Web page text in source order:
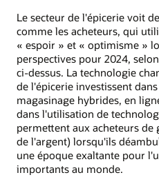
Le secteur de l'épicerie voit
comme les acheteurs, qui
« espoir » et « optimisme »
perspectives pour 2024,
ci-dessus. La technologie
de l'épicerie investissent
magasinage hybrides, en
dans l'utilisation de
permettent aux acheteurs
de l'argent) lorsqu'ils
une époque exaltante pour
importants au monde.